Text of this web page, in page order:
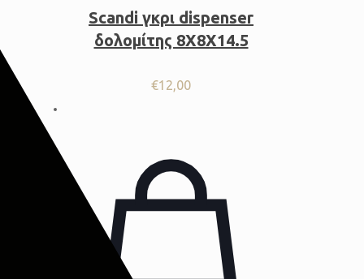
Scandi γκρι dispenser
δολομίτης 8Χ8Χ14.5
€12,00